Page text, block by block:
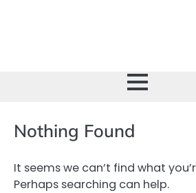
Nothing Found
It seems we can’t find what
Perhaps searching can help.